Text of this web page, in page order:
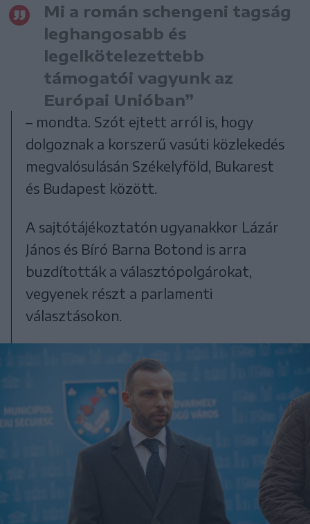
Mi a román schengeni tagság
leghangosabb és
legelkötelezettebb
támogatói vagyunk az
Európai Unióban”
– mondta. Szót ejtett arról is, hogy
dolgoznak a korszerű vasúti közlekedés
megvalósulásán Székelyföld, Bukarest
és Budapest között.
A sajtótájékoztatón ugyanakkor Lázár
János és Bíró Barna Botond is arra
buzdították a választópolgárokat,
vegyenek részt a parlamenti
választásokon.